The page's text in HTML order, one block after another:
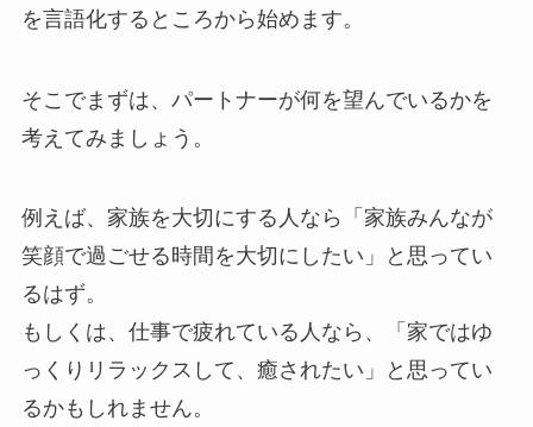
を言語化するところから始めます。
そこでまずは、パートナーが何を望んでいるかを
考えてみましょう。
例えば、家族を大切にする人なら「家族みんなが
笑顔で過ごせる時間を大切にしたい」と思ってい
るはず。
もしくは、仕事で疲れている人なら、「家ではゆ
っくりリラックスして、癒されたい」と思ってい
るかもしれません。